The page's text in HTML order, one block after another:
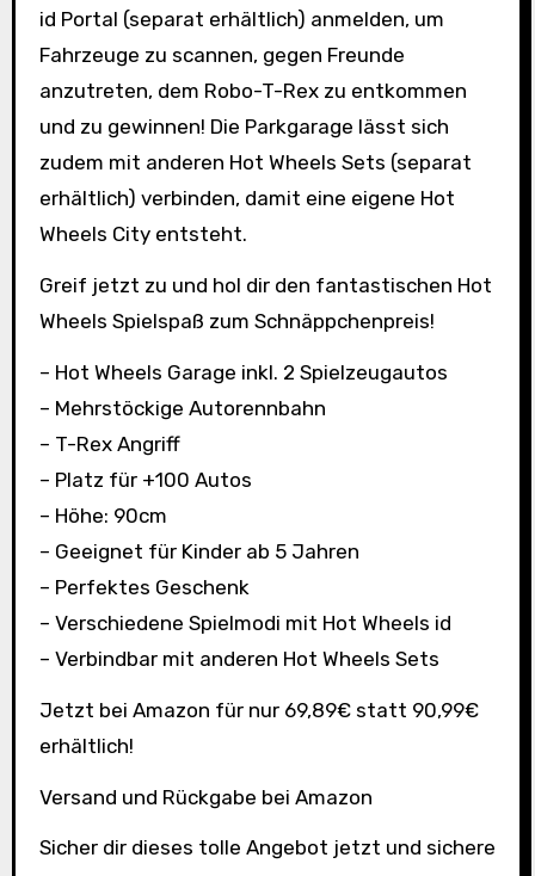
id Portal (separat erhältlich) anmelden, um
Fahrzeuge zu scannen, gegen Freunde
anzutreten, dem Robo-T-Rex zu entkommen
und zu gewinnen! Die Parkgarage lässt sich
zudem mit anderen Hot Wheels Sets (separat
erhältlich) verbinden, damit eine eigene Hot
Wheels City entsteht.
Greif jetzt zu und hol dir den fantastischen Hot
Wheels Spielspaß zum Schnäppchenpreis!
– Hot Wheels Garage inkl. 2 Spielzeugautos
– Mehrstöckige Autorennbahn
– T-Rex Angriff
– Platz für +100 Autos
– Höhe: 90cm
– Geeignet für Kinder ab 5 Jahren
– Perfektes Geschenk
– Verschiedene Spielmodi mit Hot Wheels id
– Verbindbar mit anderen Hot Wheels Sets
Jetzt bei Amazon für nur 69,89€ statt 90,99€
erhältlich!
Versand und Rückgabe bei Amazon
Sicher dir dieses tolle Angebot jetzt und sichere